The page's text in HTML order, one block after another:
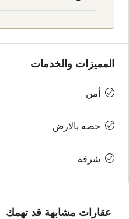
المميزات والخدمات
أمن
حصه بالارض
شرفة
عقارات مشابهة قد تهمك